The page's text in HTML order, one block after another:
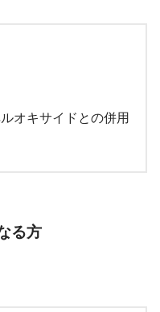
オキサイドとの併用
る方